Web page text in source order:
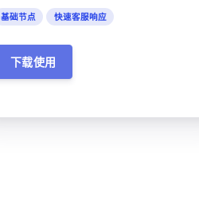
基础节点 快速客服响应
下载使用